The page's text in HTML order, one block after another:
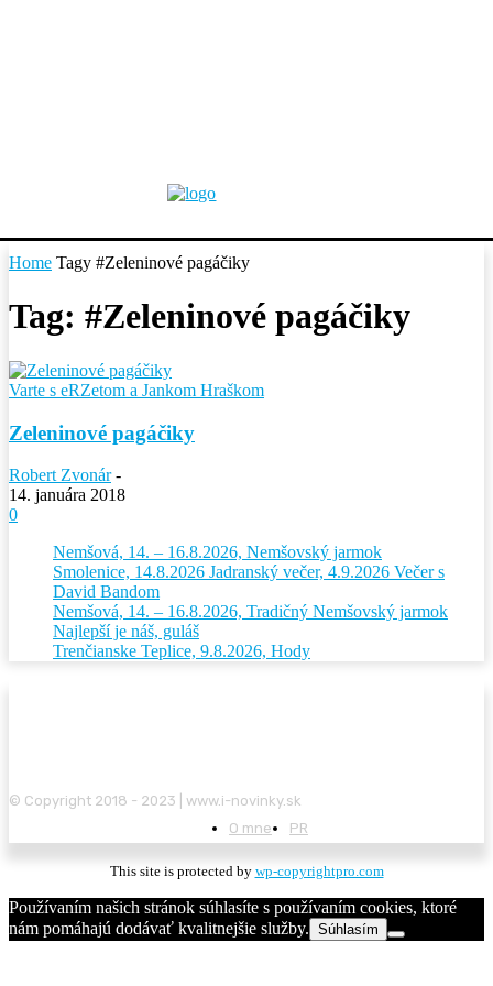
Home Tagy #Zeleninové pagáčiky
Tag: #Zeleninové pagáčiky
Varte s eRZetom a Jankom Hraškom
Zeleninové pagáčiky
Robert Zvonár -
14. januára 2018
0
Nemšová, 14. – 16.8.2026, Nemšovský jarmok
Smolenice, 14.8.2026 Jadranský večer, 4.9.2026 Večer s
David Bandom
Nemšová, 14. – 16.8.2026, Tradičný Nemšovský jarmok
Najlepší je náš, guláš
Trenčianske Teplice, 9.8.2026, Hody
© Copyright 2018 - 2023 | www.i-novinky.sk
O mne
PR
This site is protected by wp-copyrightpro.com
Používaním našich stránok súhlasíte s používaním cookies, ktoré
nám pomáhajú dodávať kvalitnejšie služby. Súhlasím